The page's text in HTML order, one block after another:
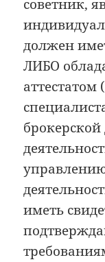
советник,
должен
ЛИБО
аттестатом
иметь